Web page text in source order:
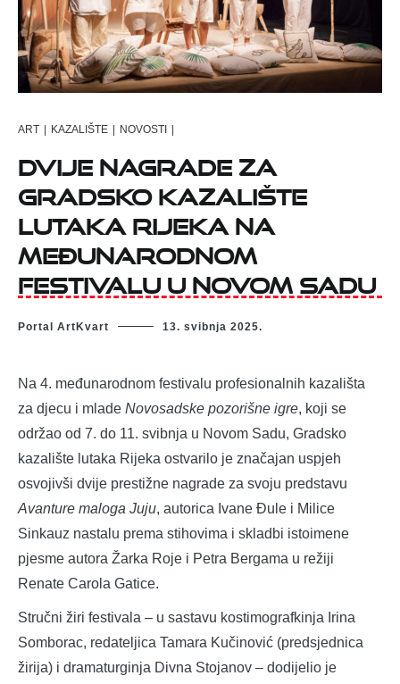
ART | KAZALIŠTE | NOVOSTI |
Dvije nagrade za
Gradsko kazalište
lutaka Rijeka na
međunarodnom
festivalu u Novom Sadu
Portal ArtKvart 13. svibnja 2025.
Na 4. međunarodnom festivalu profesionalnih kazališta
za djecu i mlade Novosadske pozorišne igre, koji se
održao od 7. do 11. svibnja u Novom Sadu, Gradsko
kazalište lutaka Rijeka ostvarilo je značajan uspjeh
osvojivši dvije prestižne nagrade za svoju predstavu
Avanture maloga Juju, autorica Ivane Đule i Milice
Sinkauz nastalu prema stihovima i skladbi istoimene
pjesme autora Žarka Roje i Petra Bergama u režiji
Renate Carola Gatice.
Stručni žiri festivala – u sastavu kostimografkinja Irina
Somborac, redateljica Tamara Kučinović (predsjednica
žirija) i dramaturginja Divna Stojanov – dodijelio je